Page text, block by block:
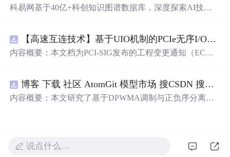
智能化发展。
科易网基于40亿+科创知识图谱数据库，深度探索AI技术
新领域的AI+数智化解决方案，推动科技创新与产业创新
智能化发展。
【高速互连技术】基于UIO机制的PCIe无序I/O扩展：多路径架构下内存请求的高性能传输与排序控制方案设计
内容概要：本文档为PCI-SIG发布的工程变更通知（EC
规则对多路径拓扑和高性能IO系统的限制。UIO基于Flit模
式，定义了一套新的TLP（事务层包）类型和规则，允许
博客 下载 社区 AtomGit 模型市场 搜CSDN 搜索 AI 搜索 会员中心 创作中心 基于DPWMA调制与正负序分离的ANPC三电平并网逆变器前馈控制策略研究（Simulink仿真实现）
内容概要：本文研究了基于DPWMA调制与正负序分离的
PC）三电平逆变器拓扑，结合双极性倍频脉宽调制（DPW
MA）、正负序分离锁相技术和电网电压前馈控制，构建
说点什么…